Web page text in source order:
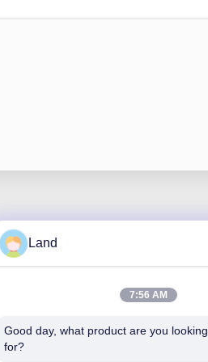
住所
Land
7:56 AM
Good day, what product are you looking
for?